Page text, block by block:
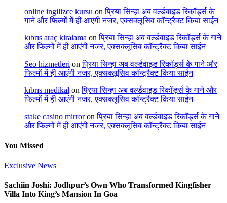
online ingilizce kursu onप्रिया सिन्हा अब वर्ल्डवाइड रिकॉर्ड्स के
गाने और फिल्मों में ही आएंगी नजर, एक्सक्लूसिव कॉन्ट्रैक्ट किया साईन
kıbrıs araç kiralama onप्रिया सिन्हा अब वर्ल्डवाइड रिकॉर्ड्स के गाने
और फिल्मों में ही आएंगी नजर, एक्सक्लूसिव कॉन्ट्रैक्ट किया साईन
Seo hizmetleri onप्रिया सिन्हा अब वर्ल्डवाइड रिकॉर्ड्स के गाने और
फिल्मों में ही आएंगी नजर, एक्सक्लूसिव कॉन्ट्रैक्ट किया साईन
kıbrıs medikal onप्रिया सिन्हा अब वर्ल्डवाइड रिकॉर्ड्स के गाने और
फिल्मों में ही आएंगी नजर, एक्सक्लूसिव कॉन्ट्रैक्ट किया साईन
stake casino mirroronप्रिया सिन्हा अब वर्ल्डवाइड रिकॉर्ड्स के गाने
और फिल्मों में ही आएंगी नजर, एक्सक्लूसिव कॉन्ट्रैक्ट किया साईन
You Missed
Exclusive News
Sachiin Joshi: Jodhpur’s Own Who Transformed Kingfisher
Villa Into King’s Mansion In Goa